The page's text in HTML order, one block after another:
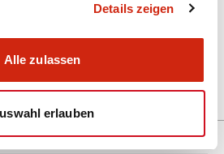
Details zeigen
Alle zulassen
erlauben
1.23MB